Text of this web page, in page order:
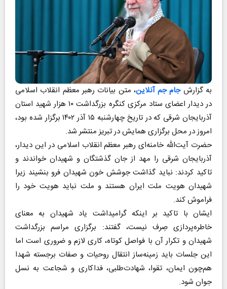
به گزارشجام جم آنلاین، متن بیانات رهبر معظم انقلاب اسلامی
در دیدار اعضای ستاد مرکزی کنگره بزرگداشت ۱۰ هزار شهید استان
آذربایجان شرقی که در تاریخ چهارشنبه ۱۵ آذر ۱۴۰۲ برگزار شده بود،
امروز در محل برگزاری همایش در تبریز منتشر شد.
حضرت آیت‌الله خامنه‌ای رهبر معظم انقلاب اسلامی در این دیدار،
آذربایجان شرقی را مهد از جان گذشتگان و شهیدان خواندند و
تاکید کردند: نباید گذاشت جوشش خون شهیدان فرو بنشیند زیرا
شهیدان هویت ملت ایران هستند و ملت نباید هویت خود را
فراموش کند.
ایشان با تاکید بر اینکه گرامیداشت یاد شهیدان به معنای
خاطره‌پردازی صِرف نیست، گفتند: برگزاری مراسم بزرگداشت
شهیدان و تکرار آن با فواصل کوتاه، کاری لازم و ضروری است اما
این جلسات باید زمینه‌ساز انتقال روحیات و صفات برجسته شهدا
هم‌چون ایمان، تقوا، شهادت‌طلبی، فداکاری و شجاعت به نسل
جوان شود.